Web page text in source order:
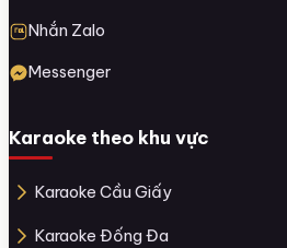
Nhắn Zalo
Messenger
Karaoke theo khu vực
Karaoke Cầu Giấy
Karaoke Đống Đa